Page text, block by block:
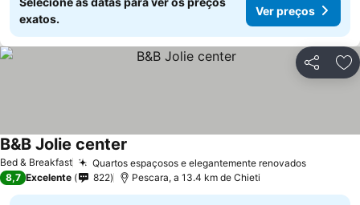
exatos.
Ver preços
Partilhar
Bed & Breakfast Quartos espaçosos e elegantemente renovados
B&B Jolie center
8,7 Excelente 822 Pescara, a 13.4 km de Chieti